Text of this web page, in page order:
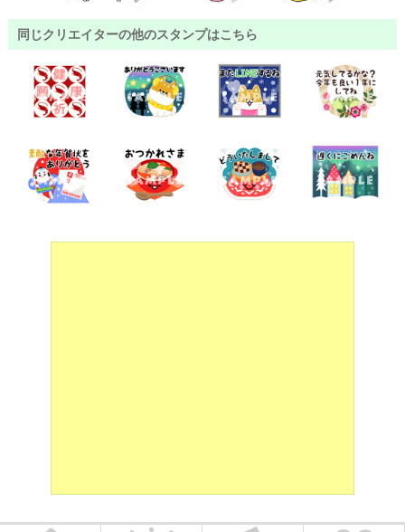
同じクリエイターの他のスタンプはこちら